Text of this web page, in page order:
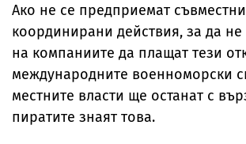
Ако не се предприемат съвместни
координирани действия, за да не
на компаниите да плащат тези
международните военноморски
местните власти ще останат с
пиратите знаят това.